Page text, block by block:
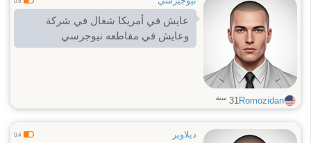
عايش في أمريكا شغال في شركة
وعايش في مقاطعه نيوجرسي
Romozidan
31 سنة
ديلاوير 0.4